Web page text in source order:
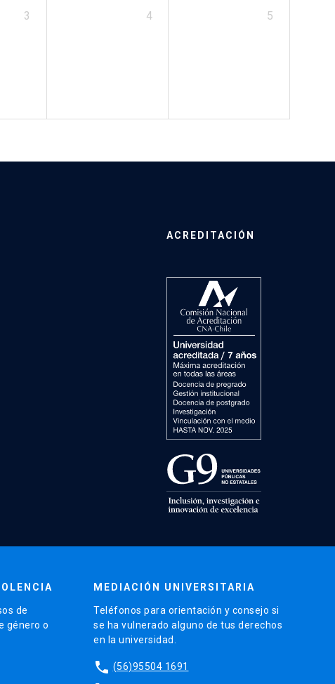
3 4 5
ACREDITACIÓN
de
género o
MEDIACIÓN UNIVERSITARIA
Teléfonos para orientación y consejo si
se ha vulnerado alguno de tus derechos
en la universidad.
phone (56)95504 1691